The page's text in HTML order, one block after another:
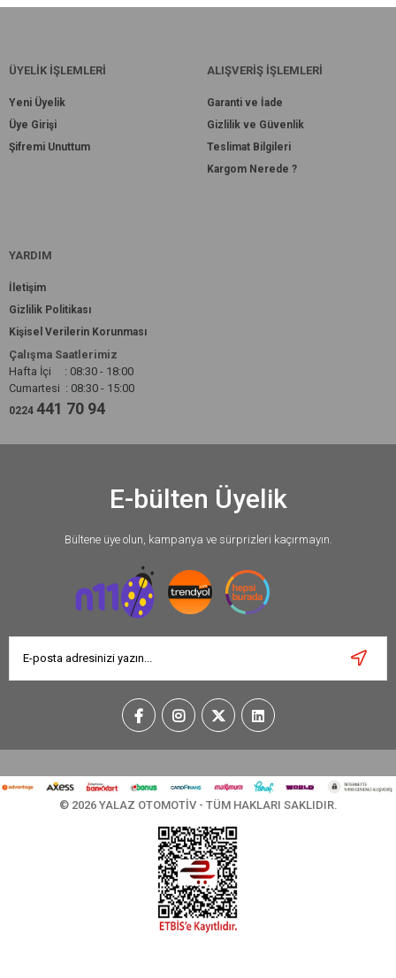
ÜYELİK İŞLEMLERİ
Yeni Üyelik
Üye Girişi
Şifremi Unuttum
ALIŞVERİŞ İŞLEMLERİ
Garanti ve İade
Gizlilik ve Güvenlik
Teslimat Bilgileri
Kargom Nerede ?
YARDIM
İletişim
Gizlilik Politikası
Kişisel Verilerin Korunması
Çalışma Saatlerimiz
Hafta İçi : 08:30 - 18:00
Cumartesi : 08:30 - 15:00
0224 441 70 94
E-bülten Üyelik
Bültene üye olun, kampanya ve sürprizleri kaçırmayın.
© 2026 YALAZ OTOMOTİV - TÜM HAKLARI SAKLIDIR.